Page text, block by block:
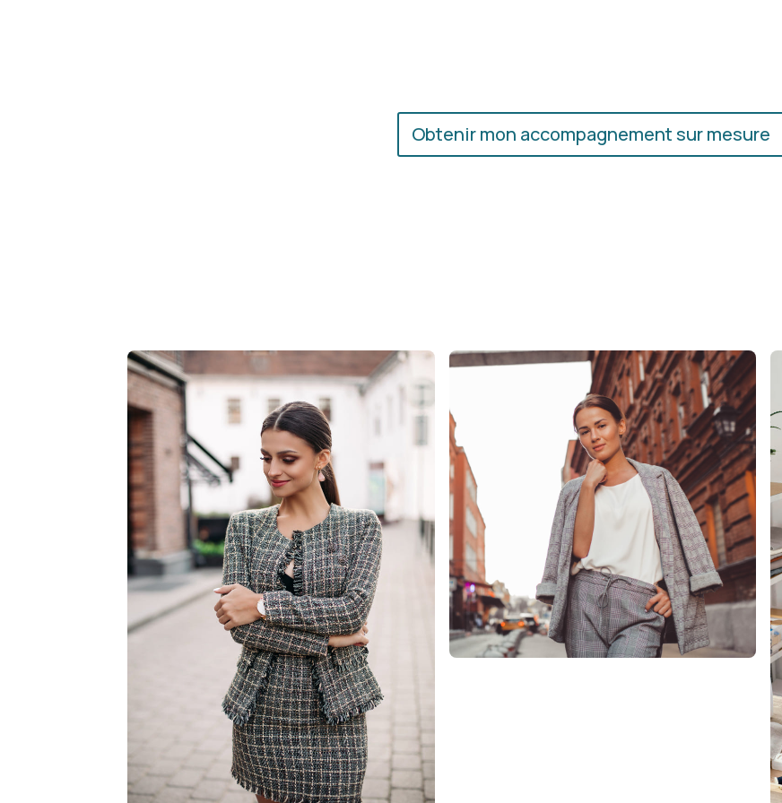
Obtenir mon accompagnement sur mesure